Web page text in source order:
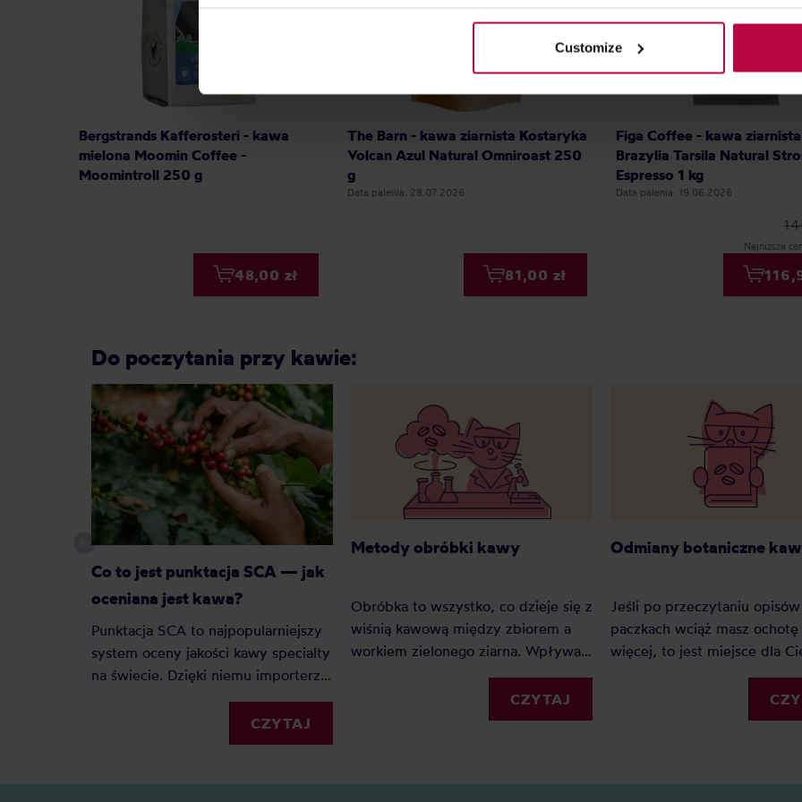
Customize
Bergstrands Kafferosteri - kawa
mielona Moomin Coffee -
Moomintroll 250 g
48,00 zł
The Barn - kawa ziarnista Kostaryka
Volcan Azul Natural Omniroast 250
g
Data palenia: 28.07.2026
81,00 zł
Figa Coffee - kawa ziarnista
Brazylia Tarsila Natural
Espresso 1 kg
Data palenia: 19.06.2026
Najniższa
Do poczytania przy kawie:
Co to jest punktacja SCA — jak
oceniana jest kawa?
Punktacja SCA to najpopularniejszy
system oceny jakości kawy specialty
na świecie. Dzięki niemu importerzy,
palarnie i konsumenci mogą
porównywać kawy według
jednolitych kryteriów. Z tego
CZYTAJ
Metody obróbki kawy
Obróbka to wszystko, co dzieje się z
wiśnią kawową między zbiorem a
workiem zielonego ziarna. Wpływa
na smak mocniej niż odmiana i
często mocniej niż sam kraj
pochodzenia. Zebraliśmy 31 metod,
CZYTAJ
Odmiany botaniczne
Jeśli po przeczytaniu
paczkach wciąż masz ochotę
więcej, to jest miejsce dla
nazwy odmian z etykiet
na czynniki pierwsze, na
katalogu World Coffee